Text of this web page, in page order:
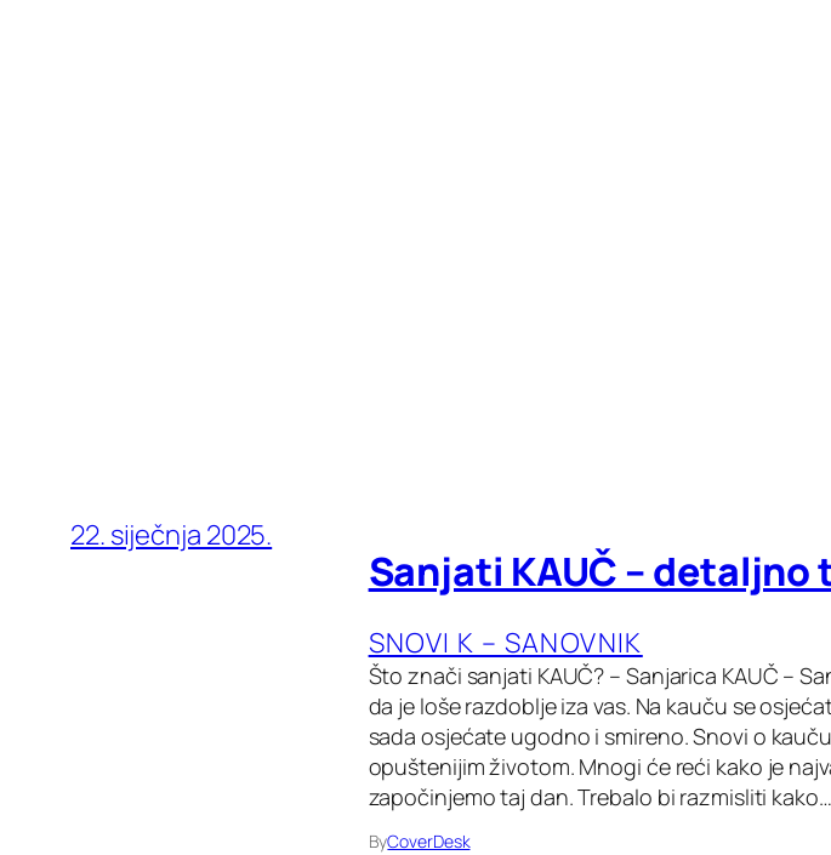
22. siječnja 2025.
Sanjati KAUČ – detaljno
SNOVI K – SANOVNIK
Što znači sanjati KAUČ? – Sanjarica KAUČ –
da je loše razdoblje iza vas. Na kauču se
sada osjećate ugodno i smireno. Snovi o
opuštenijim životom. Mnogi će reći kako je
započinjemo taj dan. Trebalo bi razmisliti kako…
ByCoverDesk